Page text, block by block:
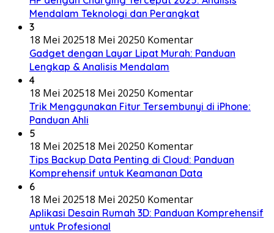
Mendalam Teknologi dan Perangkat
3
18 Mei 202518 Mei 20250 Komentar
Gadget dengan Layar Lipat Murah: Panduan
Lengkap & Analisis Mendalam
4
18 Mei 202518 Mei 20250 Komentar
Trik Menggunakan Fitur Tersembunyi di iPhone:
Panduan Ahli
5
18 Mei 202518 Mei 20250 Komentar
Tips Backup Data Penting di Cloud: Panduan
Komprehensif untuk Keamanan Data
6
18 Mei 202518 Mei 20250 Komentar
Aplikasi Desain Rumah 3D: Panduan Komprehensif
untuk Profesional